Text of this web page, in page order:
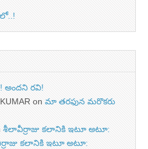
అందని రవి!
on మా తరఫున మరొకరు
శీలావీర్రాజు కలానికి ఇటూ అటూ:
కలానికి ఇటూ అటూ: